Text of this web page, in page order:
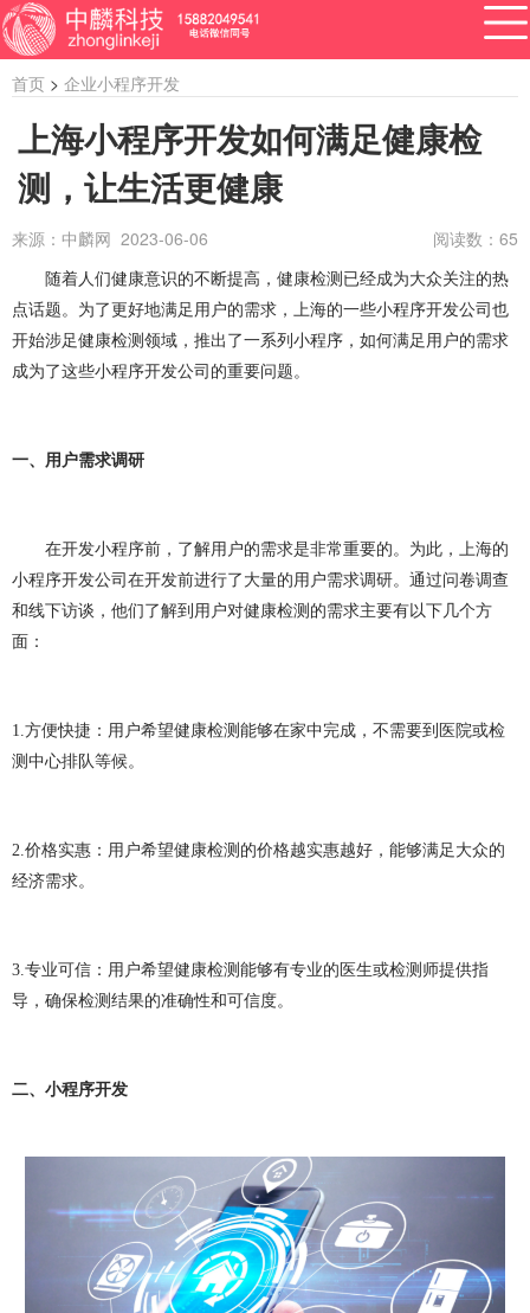
APP开发 网站建设 做小程序
软件开发 系统开发 管理系统开发
企业管理系统开发 公众号开发 成都公众号开发
公众号开发费用
做OA系统 开发百科 APP开发 做APP
成都app开发 app制作 app软件开发
app开发多少钱
公司网站制作 企业网站设计 企业建网站
成都网站建设 成都网站制作 网站建设费用
网站建设问题
微信小程序开发 小程序开发多少钱
小程序开发费用 成都小程序开发 小程序定制开发
小程序制作 小程序开发问题 小程序 团队介绍
首页 > 企业小程序开发
上海小程序开发如何满足健康检
测，让生活更健康
来源：中麟网 2023-06-06 阅读数： 65
随着人们健康意识的不断提高，健康检测已经成为大众关注的热
点话题。为了更好地满足用户的需求，上海的一些小程序开发公司也
开始涉足健康检测领域，推出了一系列小程序，如何满足用户的需求
成为了这些小程序开发公司的重要问题。
一、用户需求调研
在开发小程序前，了解用户的需求是非常重要的。为此，上海的
小程序开发公司在开发前进行了大量的用户需求调研。通过问卷调查
和线下访谈，他们了解到用户对健康检测的需求主要有以下几个方
面：
1.方便快捷：用户希望健康检测能够在家中完成，不需要到医院或检
测中心排队等候。
2.价格实惠：用户希望健康检测的价格越实惠越好，能够满足大众的
经济需求。
3.专业可信：用户希望健康检测能够有专业的医生或检测师提供指
导，确保检测结果的准确性和可信度。
二、小程序开发